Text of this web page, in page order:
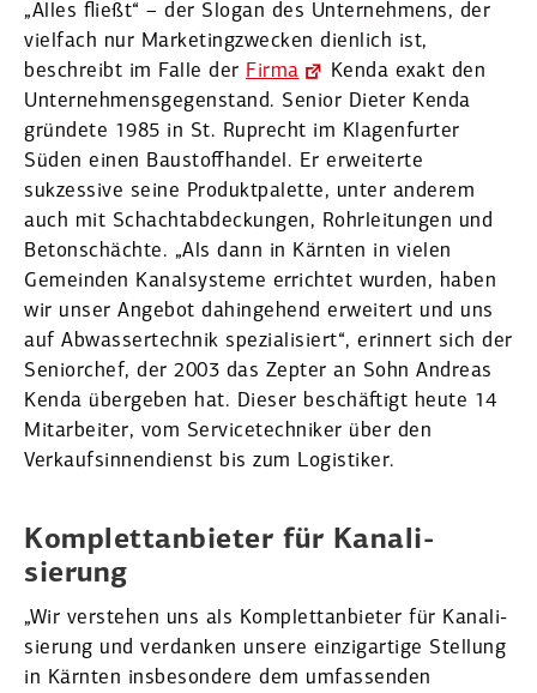
„Alles fließt“ – der Slogan des Unter­nehmens, der
vielfach nur Marke­ting­zwecken dienlich ist,
beschreibt im Falle der Firma
Kenda exakt den
Unter­neh­mens­ge­gen­stand. Senior Dieter Kenda
gründete 1985 in St. Ruprecht im Klagen­furter
Süden einen Baustoff­handel. Er erwei­terte
sukzessive seine Produkt­pa­lette, unter anderem
auch mit Schacht­ab­de­ckungen, Rohrlei­tungen und
Beton­schächte. „Als dann in Kärnten in vielen
Gemeinden Kanalsys­teme errichtet wurden, haben
wir unser Angebot dahin­gehend erweitert und uns
auf Abwas­ser­technik spezia­li­siert“, erinnert sich der
Seniorchef, der 2003 das Zepter an Sohn Andreas
Kenda übergeben hat. Dieser beschäftigt heute 14
Mitar­beiter, vom Service­tech­niker über den
Verkaufs­in­nen­dienst bis zum Logis­tiker.
Komplett­an­bieter für Kanali­
sierung
„Wir verstehen uns als Komplett­an­bieter für Kanali­
sierung und verdanken unsere einzig­artige Stellung
in Kärnten insbe­sondere dem umfas­senden